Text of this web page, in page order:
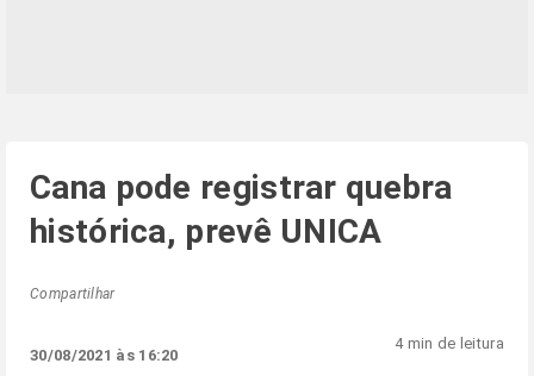
Cana pode registrar quebra
histórica, prevê UNICA
Compartilhar
30/08/2021 às 16:20
4 min de leitura